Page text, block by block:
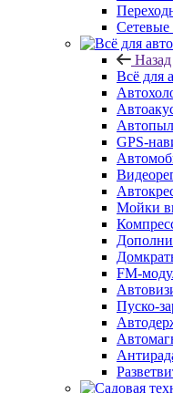
Назад
Всё для
GPS-
Мойки
FM-
Пуско-